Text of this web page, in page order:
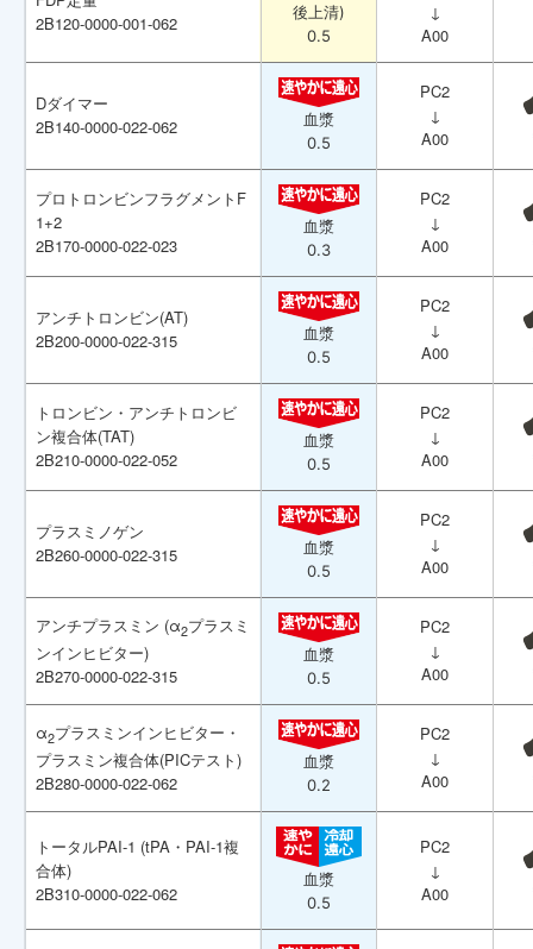
2B120-0000-001-062
後上清)
0.5
↓
A00
Dダイマー
2B140-0000-022-062
血漿
0.5
PC2
↓
A00
プロトロンビンフラグメントF
1+2
2B170-0000-022-023
血漿
0.3
PC2
↓
A00
アンチトロンビン(AT)
2B200-0000-022-315
血漿
0.5
PC2
↓
A00
トロンビン・アンチトロンビ
ン複合体(TAT)
2B210-0000-022-052
血漿
0.5
PC2
↓
A00
プラスミノゲン
2B260-0000-022-315
血漿
0.5
PC2
↓
A00
アンチプラスミン (α2プラスミ
ンインヒビター)
2B270-0000-022-315
血漿
0.5
PC2
↓
A00
α2プラスミンインヒビター・
プラスミン複合体(PICテスト)
2B280-0000-022-062
血漿
0.2
PC2
↓
A00
トータルPAI-1 (tPA・PAI-1複
合体)
2B310-0000-022-062
血漿
0.5
PC2
↓
A00
2B120-0000-001-062
後上清)
0.5
↓
A00
Dダイマー
2B140-0000-022-062
血漿
0.5
PC2
↓
A00
プロトロンビンフラグメントF
1+2
2B170-0000-022-023
血漿
0.3
PC2
↓
A00
アンチトロンビン(AT)
2B200-0000-022-315
血漿
0.5
PC2
↓
A00
トロンビン・アンチトロンビ
ン複合体(TAT)
2B210-0000-022-052
血漿
0.5
PC2
↓
A00
プラスミノゲン
2B260-0000-022-315
血漿
0.5
PC2
↓
A00
アンチプラスミン (α2プラスミ
ンインヒビター)
2B270-0000-022-315
血漿
0.5
PC2
↓
A00
α2プラスミンインヒビター・
プラスミン複合体(PICテスト)
2B280-0000-022-062
血漿
0.2
PC2
↓
A00
トータルPAI-1 (tPA・PAI-1複
合体)
2B310-0000-022-062
血漿
0.5
PC2
↓
A00